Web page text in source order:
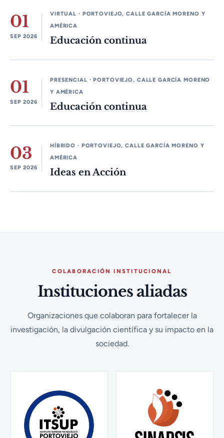
01
SEP 2026
VIRTUAL · PORTOVIEJO, CALLE GARCÍA MORENO Y
AMÉRICA
Educación continua
01
SEP 2026
PRESENCIAL · PORTOVIEJO, CALLE GARCÍA MORENO
Y AMÉRICA
Educación continua
03
SEP 2026
HÍBRIDO · PORTOVIEJO, CALLE GARCÍA MORENO Y
AMÉRICA
Ideas en Acción
COLABORACIÓN INSTITUCIONAL
Instituciones aliadas
Organizaciones que colaboran para fortalecer la
investigación, la divulgación científica y su impacto en la
sociedad.